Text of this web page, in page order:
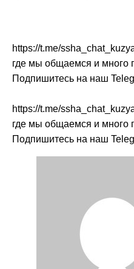
https://t.me/
где мы общаемся и много
Подпишитесь на наш
https://t.me/
где мы общаемся и много
Подпишитесь на наш